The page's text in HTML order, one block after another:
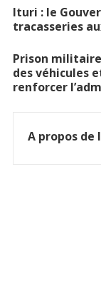
Ituri : le
tracasseries
Prison
des véhicules
renforcer
A propos de